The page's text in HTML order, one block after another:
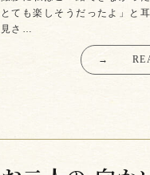
とても楽しそうだったよ」と
見さ…
→